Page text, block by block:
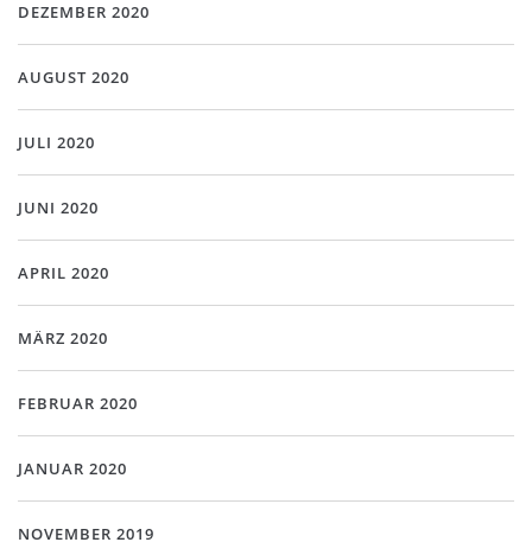
DEZEMBER 2020
AUGUST 2020
JULI 2020
JUNI 2020
APRIL 2020
MÄRZ 2020
FEBRUAR 2020
JANUAR 2020
NOVEMBER 2019